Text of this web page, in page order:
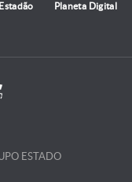
Planeta Digital
ESTADO